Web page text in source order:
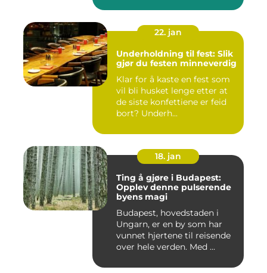
22. jan
Underholdning til fest: Slik
gjør du festen minneverdig
Klar for å kaste en fest som
vil bli husket lenge etter at
de siste konfettiene er feid
bort? Underh...
18. jan
Ting å gjøre i Budapest:
Opplev denne pulserende
byens magi
Budapest, hovedstaden i
Ungarn, er en by som har
vunnet hjertene til reisende
over hele verden. Med ...